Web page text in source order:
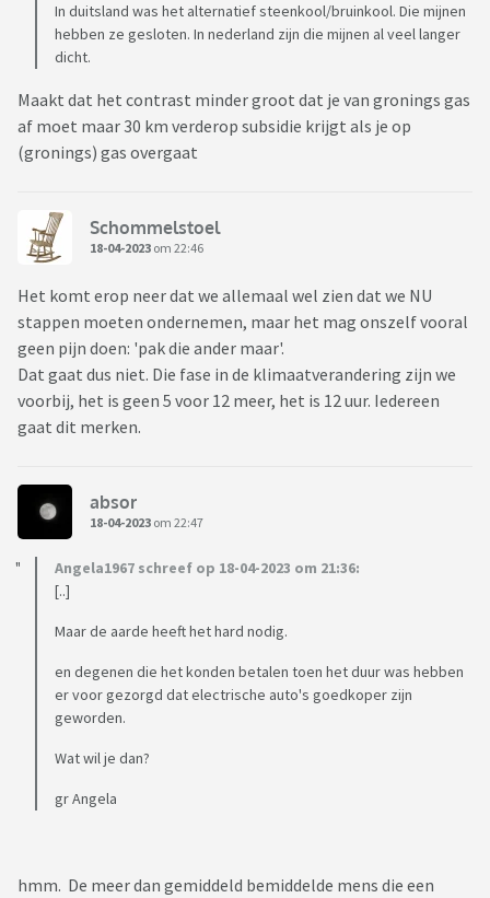
In duitsland was het alternatief steenkool/bruinkool. Die mijnen
hebben ze gesloten. In nederland zijn die mijnen al veel langer
dicht.
Maakt dat het contrast minder groot dat je van gronings gas
af moet maar 30 km verderop subsidie krijgt als je op
(gronings) gas overgaat
Schommelstoel
18-04-2023 om 22:46
Het komt erop neer dat we allemaal wel zien dat we NU
stappen moeten ondernemen, maar het mag onszelf vooral
geen pijn doen: 'pak die ander maar'.
Dat gaat dus niet. Die fase in de klimaatverandering zijn we
voorbij, het is geen 5 voor 12 meer, het is 12 uur. Iedereen
gaat dit merken.
absor
18-04-2023 om 22:47
Angela1967 schreef op 18-04-2023 om 21:36:
[..]
Maar de aarde heeft het hard nodig.
en degenen die het konden betalen toen het duur was hebben
er voor gezorgd dat electrische auto's goedkoper zijn
geworden.
Wat wil je dan?
gr Angela
hmm. De meer dan gemiddeld bemiddelde mens die een